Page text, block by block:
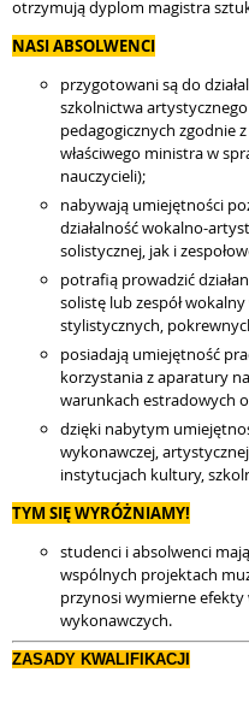
otrzymują dyplom magistra
NASI ABSOLWENCI
przygotowani są do
szkolnictwa
pedagogicznych zgodnie
właściwego ministra w
nauczycieli);
nabywają umiejętności
działalność wokalno-
solistycznej, jak i
potrafią prowadzić
solistę lub zespół
stylistycznych,
posiadają umiejętność
korzystania z aparatury
warunkach estradowych
dzięki nabytym
wykonawczej,
instytucjach kultury,
TYM SIĘ WYRÓŻNIAMY!
studenci i absolwenci
wspólnych projektach
przynosi wymierne efekty
wykonawczych.
ZASADY KWALIFIKACJI